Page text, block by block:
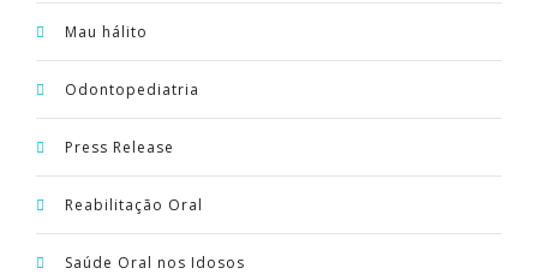
Mau hálito
Odontopediatria
Press Release
Reabilitação Oral
Saúde Oral nos Idosos